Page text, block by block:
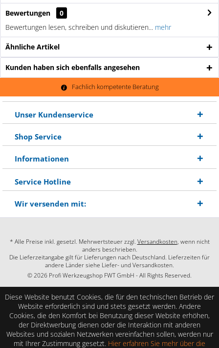
Bewertungen
0
Bewertungen lesen, schreiben und diskutieren... mehr
Ähnliche Artikel
Kunden haben sich ebenfalls angesehen
Fachlich kompetente Beratung
Unser Kundenservice
Shop Service
Informationen
Service Hotline
Wir versenden mit:
* Alle Preise inkl. gesetzl. Mehrwertsteuer zzgl. Versandkosten, wenn nicht
anders beschrieben.
Die Lieferzeitangabe gilt für Lieferungen nach Deutschland. Lieferzeiten für
andere Länder siehe Liefer- und Versandkosten.
© 2026 Profi Werkzeugshop FWT GmbH - All Rights Reserved.
Diese Website benutzt Cookies, die für den technischen Betrieb der
Website erforderlich sind und stets gesetzt werden. Andere
Cookies, die den Komfort bei Benutzung dieser Website erhöhen,
der Direktwerbung dienen oder die Interaktion mit anderen
Websites und sozialen Netzwerken vereinfachen sollen, werden nur
mit Ihrer Zustimmung gesetzt. Hier erfahren Sie mehr über die